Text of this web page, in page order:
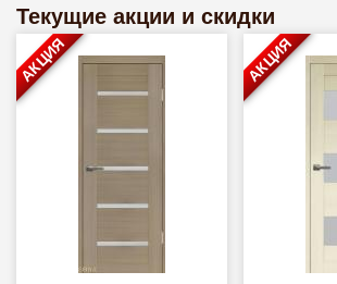
Текущие акции и скидки
АКЦИЯ АКЦИЯ